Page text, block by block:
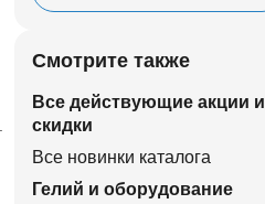
Смотрите также
Все действующие акции и
скидки
Все новинки каталога
Гелий и оборудование